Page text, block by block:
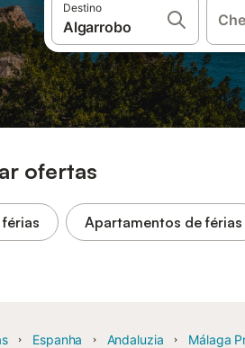
Destino
ofertas
Apartamentos de férias
Espanha Andaluzia Málaga